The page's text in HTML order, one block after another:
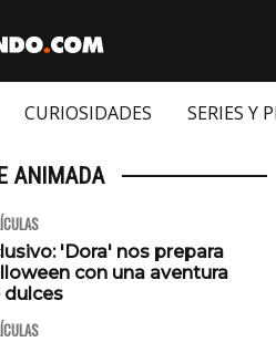
CURIOSIDADES SERIES Y
ANIMADA
'Dora' nos prepara
con una aventura
dulces